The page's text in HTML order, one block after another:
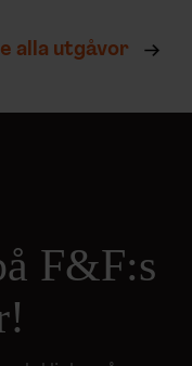
alla utgåvor
F&F:s